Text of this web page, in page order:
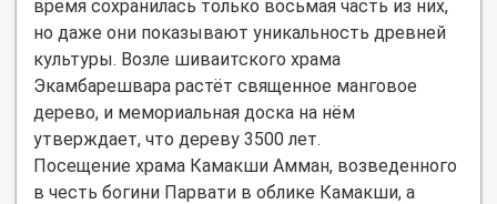
время сохранилась только восьмая часть из них,
но даже они показывают уникальность древней
культуры. Возле шиваитского храма
Экамбарешвара растёт священное манговое
дерево, и мемориальная доска на нём
утверждает, что дереву 3500 лет.
Посещение храма Камакши Амман, возведенного
в честь богини Парвати в облике Камакши, а